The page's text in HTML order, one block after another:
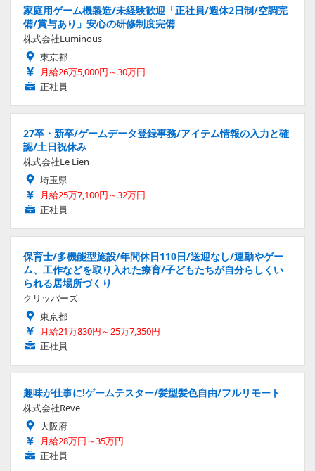
家庭用ゲーム機製造/未経験歓迎「正社員/週休2日制/空調完
備/賞与あり」安心の研修制度完備
株式会社Luminous
東京都
月給26万5,000円～30万円
正社員
27卒・新卒/ゲームデータ登録事務/アイテム情報の入力と確
認/土日祝休み
株式会社Le Lien
埼玉県
月給25万7,100円～32万円
正社員
保育士/多機能型施設/年間休日110日/送迎なし/運動やゲー
ム、工作などを取り入れた療育/子どもたちが自分らしくい
られる居場所づくり
クリッパーズ
東京都
月給21万830円～25万7,350円
正社員
趣味が仕事に!ゲームテスター/髪型髪色自由/フルリモート
株式会社Reve
大阪府
月給28万円～35万円
正社員